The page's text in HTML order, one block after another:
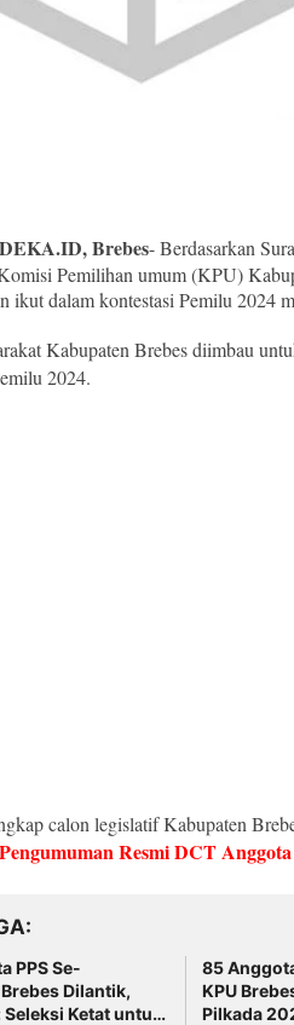
Brebes- Berdasarkan
Pemilihan umum (KPU)
ikut dalam kontestasi Pemilu 2024
Kabupaten Brebes diimbau
2024.
calon legislatif Kabupaten
Pengumuman Resmi DCT
PPS Se-
Dilantik,
Seleksi Ketat untuk
85
KPU
Pilkada